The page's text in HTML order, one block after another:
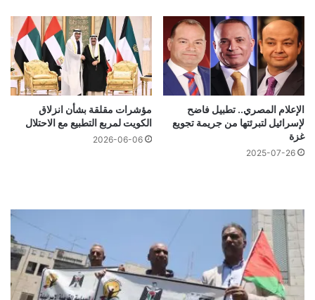
الإعلام المصري.. تطبيل فاضح
لإسرائيل لتبرئتها من جريمة تجويع
غزة
2025-07-26
مؤشرات مقلقة بشأن انزلاق
الكويت لمربع التطبيع مع الاحتلال
2026-06-06